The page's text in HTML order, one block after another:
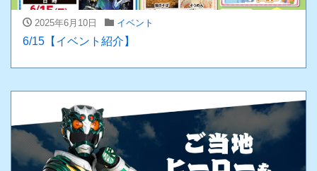
2025年6月10日 イベント
6/15【イベント紹介】